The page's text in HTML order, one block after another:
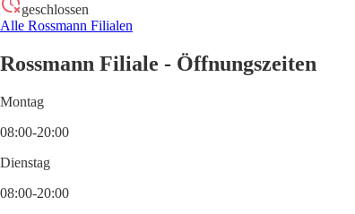
geschlossen
Alle Rossmann Filialen
Rossmann Filiale - Öffnungszeiten
Montag
08:00-20:00
Dienstag
08:00-20:00